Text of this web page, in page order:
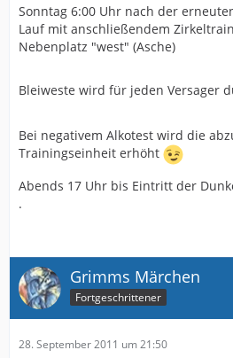
Dienstag, 27. September: 10:00
Westfalenpokal beim Hövelhofer
Donnerstag, 29. September:
Freitag, 30. September: 10:00
Samstag, 01. Oktober: 14:00 Uhr
Heidenheim
Sonntag 6:00 Uhr nach der
Lauf mit anschließendem
Nebenplatz "west" (Asche)
Bleiweste wird für jeden Versager
Bei negativem Alkotest wird die
Trainingseinheit erhöht
Abends 17 Uhr bis Eintritt der
.
Grimms Märchen
Fortgeschrittener
28. September 2011 um 21:50